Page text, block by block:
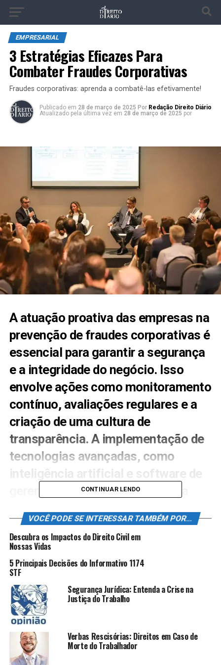
EMPRESARIAL
3 Estratégias Eficazes Para
Combater Fraudes Corporativas
Fraudes corporativas: aprenda a combatê-las efetivamente!
Publicado em 28 de março de 2025 Por Redação Direito Diário
Atualizado pela última vez em 28 de março de 2025 por
A atuação proativa das empresas na
prevenção de fraudes corporativas é
essencial para garantir a segurança
e a integridade do negócio. Isso
envolve ações como monitoramento
contínuo, avaliações regulares e a
criação de uma cultura de
transparência. A implementação de
tecnologias avançadas, como
gerenciamento de risco, além da
treinamentos específicos, contribui
significativamente para a detecção
e mitigação de fraudes. Ao adotar
essas práticas, as empresas não
apenas protegem seus ativos, mas
também fortalecem sua reputação
no mercado.
Nos últimos anos, as fraudes corporativas têm se
tornado um problema crescente, causando prejuízos
CONTINUAR LENDO
VOCÊ PODE SE INTERESSAR TAMBÉM POR...
Descubra os Impactos do Direito Civil em
Nossas Vidas
5 Principais Decisões do Informativo 1174
STF
Segurança Jurídica: Entenda a Crise na
Justiça do Trabalho
Verbas Rescisórias: Direitos em Caso de
Morte do Trabalhador